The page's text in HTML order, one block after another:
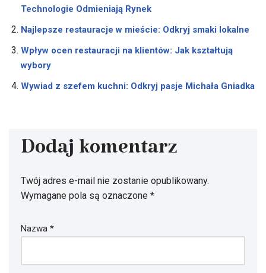
Technologie Odmieniają Rynek
Najlepsze restauracje w mieście: Odkryj smaki lokalne
Wpływ ocen restauracji na klientów: Jak kształtują
wybory
Wywiad z szefem kuchni: Odkryj pasje Michała Gniadka
Dodaj komentarz
Twój adres e-mail nie zostanie opublikowany.
Wymagane pola są oznaczone *
Nazwa *